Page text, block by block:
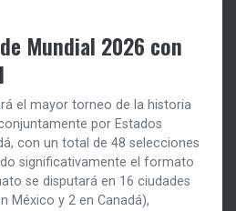
Mundial 2026 con
el mayor torneo de la historia
por Estados
con un total de 48 selecciones
significativamente el formato
se disputará en 16 ciudades
México y 2 en Canadá),